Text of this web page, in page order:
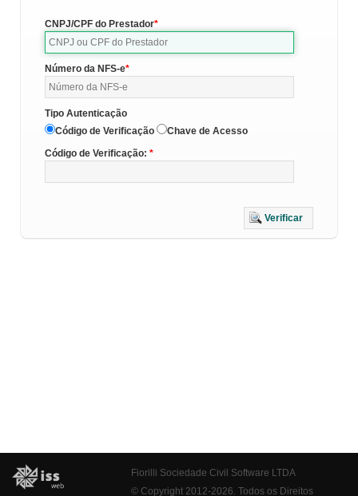
CNPJ/CPF do Prestador
Número da NFS-e
Tipo Autenticação
Código de Verificação
Chave de Acesso
Código de Verificação:
Verificar
Fiorilli Sociedade Civil Software LTDA
© Copyright 2012-2026. Todos os Direitos